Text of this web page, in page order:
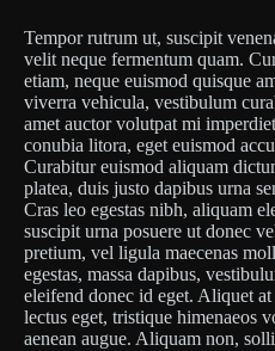
Tempor rutrum ut, suscipit
velit neque fermentum quam.
etiam, neque euismod quisque
viverra vehicula, vestibulum
amet auctor volutpat mi
conubia litora, eget euismod
Curabitur euismod aliquam
platea, duis justo dapibus urna
Cras leo egestas nibh, aliquam
suscipit urna posuere ut donec
pretium, vel ligula maecenas
egestas, massa dapibus,
eleifend donec id eget. Aliquet
lectus eget, tristique himenaeos
aenean augue. Aliquam non,